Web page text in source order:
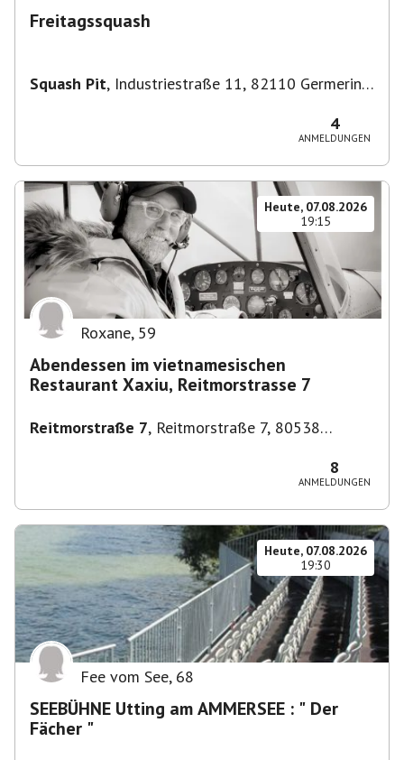
Freitagssquash
Squash Pit, Industriestraße 11, 82110 Germering,
4
ANMELDUNGEN
Heute, 07.08.2026
19:15
Roxane, 59
Abendessen im vietnamesischen
Restaurant Xaxiu, Reitmorstrasse 7
Reitmorstraße 7, Reitmorstraße 7, 80538
8
ANMELDUNGEN
Heute, 07.08.2026
19:30
Fee vom See, 68
SEEBÜHNE Utting am AMMERSEE : " Der
Fächer "